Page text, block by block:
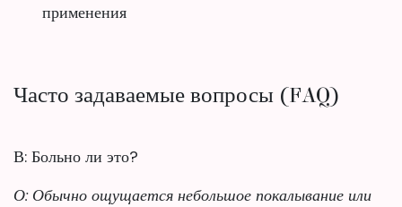
применения
Часто задаваемые вопросы (FAQ)
В: Больно ли это?
О: Обычно ощущается небольшое покалывание или